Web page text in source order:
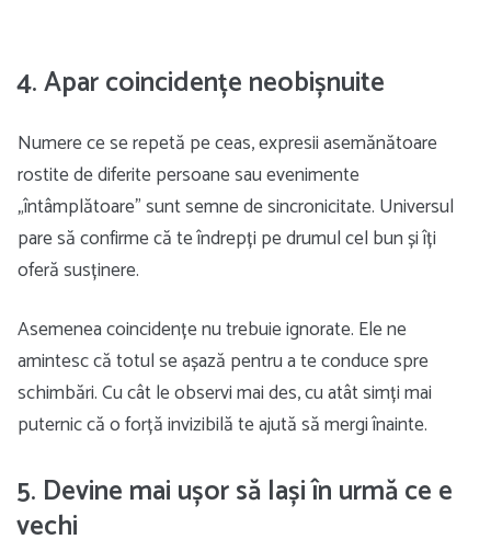
4. Apar coincidențe neobișnuite
Numere ce se repetă pe ceas, expresii asemănătoare
rostite de diferite persoane sau evenimente
„întâmplătoare” sunt semne de sincronicitate. Universul
pare să confirme că te îndrepți pe drumul cel bun și îți
oferă susținere.
Asemenea coincidențe nu trebuie ignorate. Ele ne
amintesc că totul se așază pentru a te conduce spre
schimbări. Cu cât le observi mai des, cu atât simți mai
puternic că o forță invizibilă te ajută să mergi înainte.
5. Devine mai ușor să lași în urmă ce e
vechi